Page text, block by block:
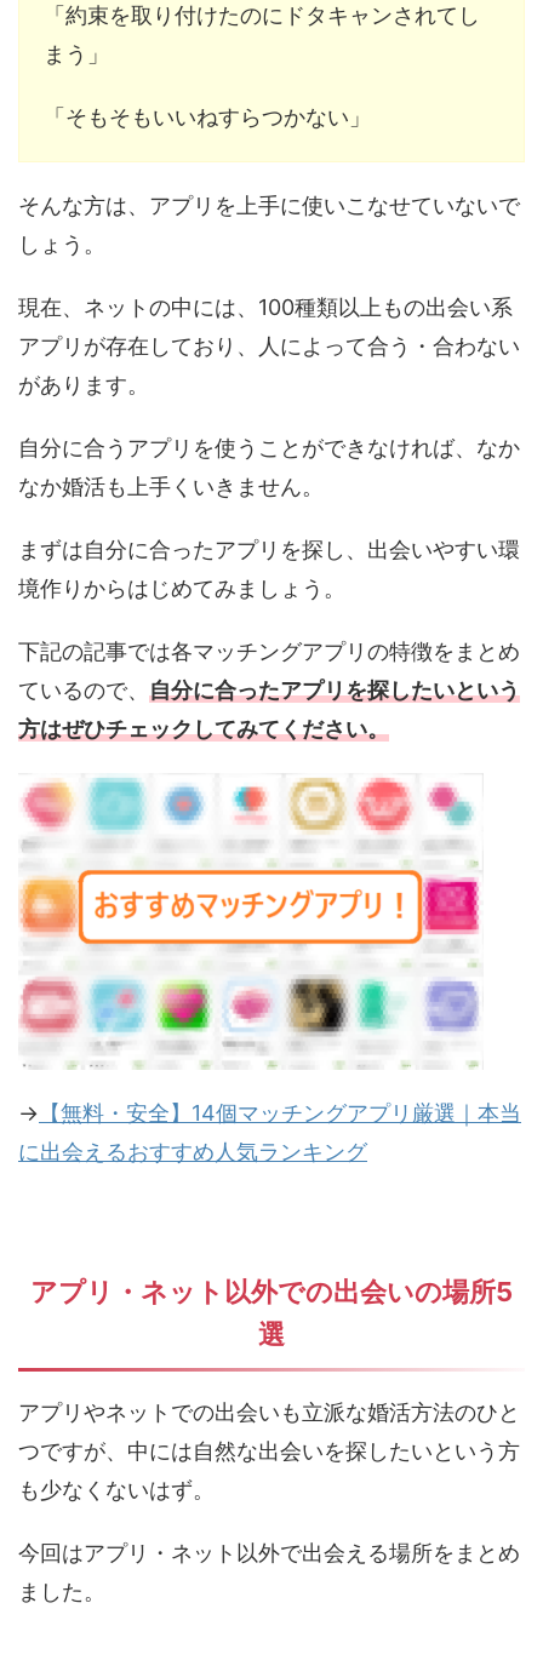
「約束を取り付けたのにドタキャンされてし
まう」
「そもそもいいねすらつかない」
そんな方は、アプリを上手に使いこなせていないで
しょう。
現在、ネットの中には、100種類以上もの出会い系
アプリが存在しており、人によって合う・合わない
があります。
自分に合うアプリを使うことができなければ、なか
なか婚活も上手くいきません。
まずは自分に合ったアプリを探し、出会いやすい環
境作りからはじめてみましょう。
下記の記事では各マッチングアプリの特徴をまとめ
ているので、 自分に合ったアプリを探したいという
方はぜひチェックしてみてください。
→ 【無料・安全】14個マッチングアプリ厳選｜本当
に出会えるおすすめ人気ランキング
アプリ・ネット以外での出会いの場所5
選
アプリやネットでの出会いも立派な婚活方法のひと
つですが、中には自然な出会いを探したいという方
も少なくないはず。
今回はアプリ・ネット以外で出会える場所をまとめ
ました。